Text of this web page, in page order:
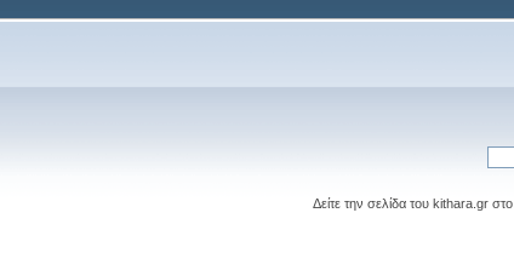
Δείτε την σελίδα του kithara.gr στο